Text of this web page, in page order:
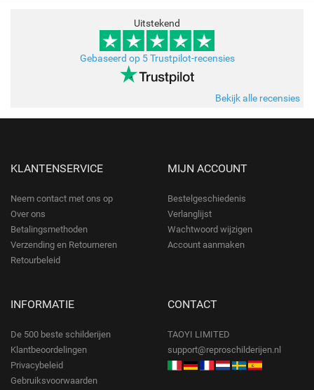
Uitstekend
Gebaseerd op 5 Trustpilot-recensies
Bekijk alle recensies
KLANTENSERVICE
Neem contact met ons op
Over ons
Betalingsmethoden
Verzending en Retourneren
Retourbeleid
MIJN ACCOUNT
Bestelgeschiedenis
Verlanglijst
Wachtwoord wijzigen
Account aanmaken
INFORMATIE
De 500 beste schilderijen
Klantbeoordelingen
Privacybeleid
Gebruiksvoorwaarden
CONTACT
TAOYI LIMITED
support@reproschilderijen.nl